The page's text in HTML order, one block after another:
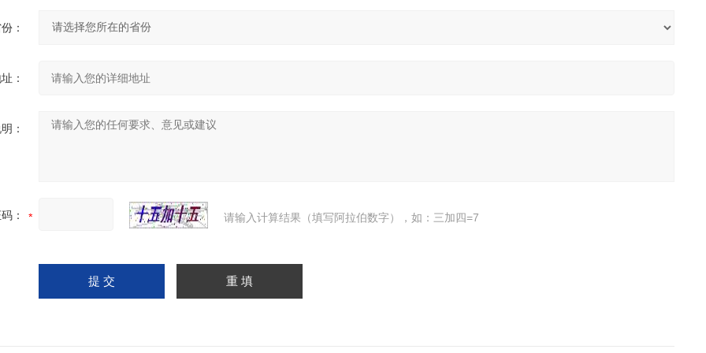
：
：
：
： 请输入计算结果（填写阿拉伯数字），如：三加四=7